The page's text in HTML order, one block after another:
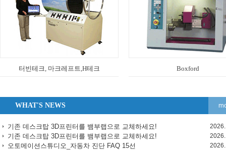
터빈테크, 마크레프트,H테크 Boxford
WHAT'S NEWS
기존 데스크탑 3D프린터를 뱀부랩으로 교체하세요!
기존 데스크탑 3D프린터를 뱀부랩으로 교체하세요!
오토메이션스튜디오_자동차 진단 FAQ 15선